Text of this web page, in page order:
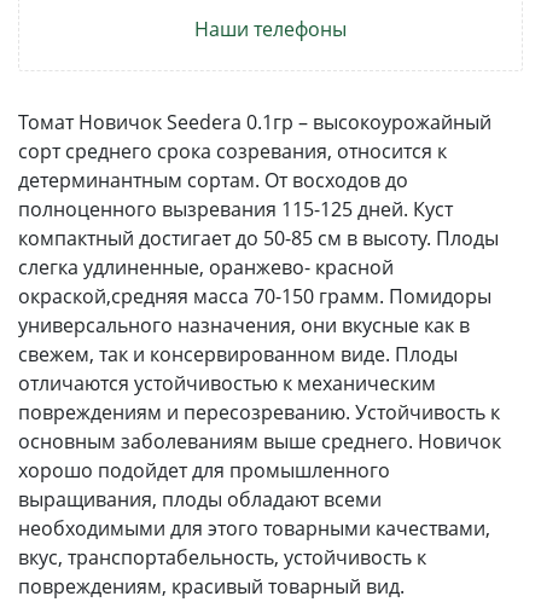
Наши телефоны
Томат Новичок Seedеra 0.1гр – высокоурожайный
сорт среднего срока созревания, относится к
детерминантным сортам. От восходов до
полноценного вызревания 115-125 дней. Куст
компактный достигает до 50-85 см в высоту. Плоды
слегка удлиненные, оранжево- красной
окраской,средняя масса 70-150 грамм. Помидоры
универсального назначения, они вкусные как в
свежем, так и консервированном виде. Плоды
отличаются устойчивостью к механическим
повреждениям и пересозреванию. Устойчивость к
основным заболеваниям выше среднего. Новичок
хорошо подойдет для промышленного
выращивания, плоды обладают всеми
необходимыми для этого товарными качествами,
вкус, транспортабельность, устойчивость к
повреждениям, красивый товарный вид.